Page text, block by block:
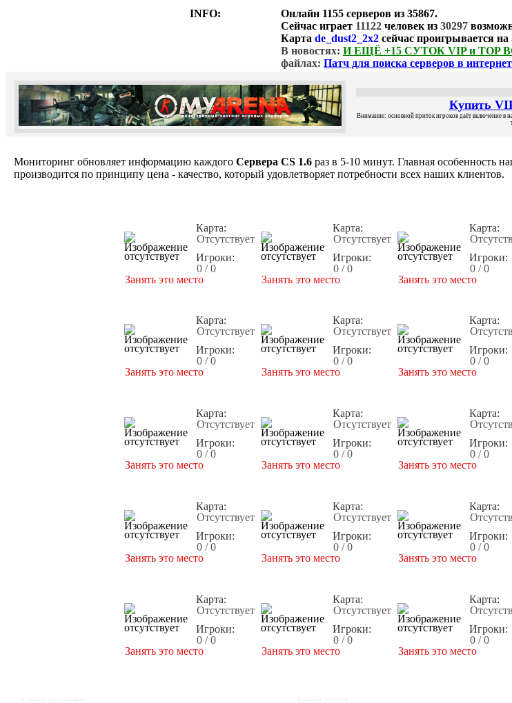
INFO: Онлайн 1155 серверов из 35867.
Сейчас играет 11122 человек из 30297
Карта de_dust2_2x2 сейчас проигрывается на
В новостях: И ЕЩЁ +15 СУТОК VIP и
файлах: Патч для поиска серверов в
Купить
Внимание: основной приток игроков даёт включение в
Мониторинг обновляет информацию каждого Сервера CS 1.6 раз в 5-10 минут. Главная особенность
производится по принципу цена - качество, который удовлетворяет потребности всех наших клиентов.
Карта:
Отсутствует
Игроки:
0 / 0
Занять это место
Карта:
Отсутствует
Игроки:
0 / 0
Занять это место
Карта:
Игроки:
0 / 0
Занять это место
Карта:
Отсутствует
Игроки:
0 / 0
Занять это место
Карта:
Отсутствует
Игроки:
0 / 0
Занять это место
Карта:
Игроки:
0 / 0
Занять это место
Карта:
Отсутствует
Игроки:
0 / 0
Занять это место
Карта:
Отсутствует
Игроки:
0 / 0
Занять это место
Карта:
Игроки:
0 / 0
Занять это место
Карта:
Отсутствует
Игроки:
0 / 0
Занять это место
Карта:
Отсутствует
Игроки:
0 / 0
Занять это место
Карта:
Игроки:
0 / 0
Занять это место
Карта:
Отсутствует
Игроки:
0 / 0
Занять это место
Карта:
Отсутствует
Игроки:
0 / 0
Занять это место
Карта:
Игроки:
0 / 0
Занять это место